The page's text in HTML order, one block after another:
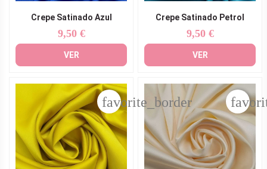
Crepe Satinado Azul
Precio
9,50 €
VER
Crepe Satinado Petrol
Precio
9,50 €
VER
favorite_border